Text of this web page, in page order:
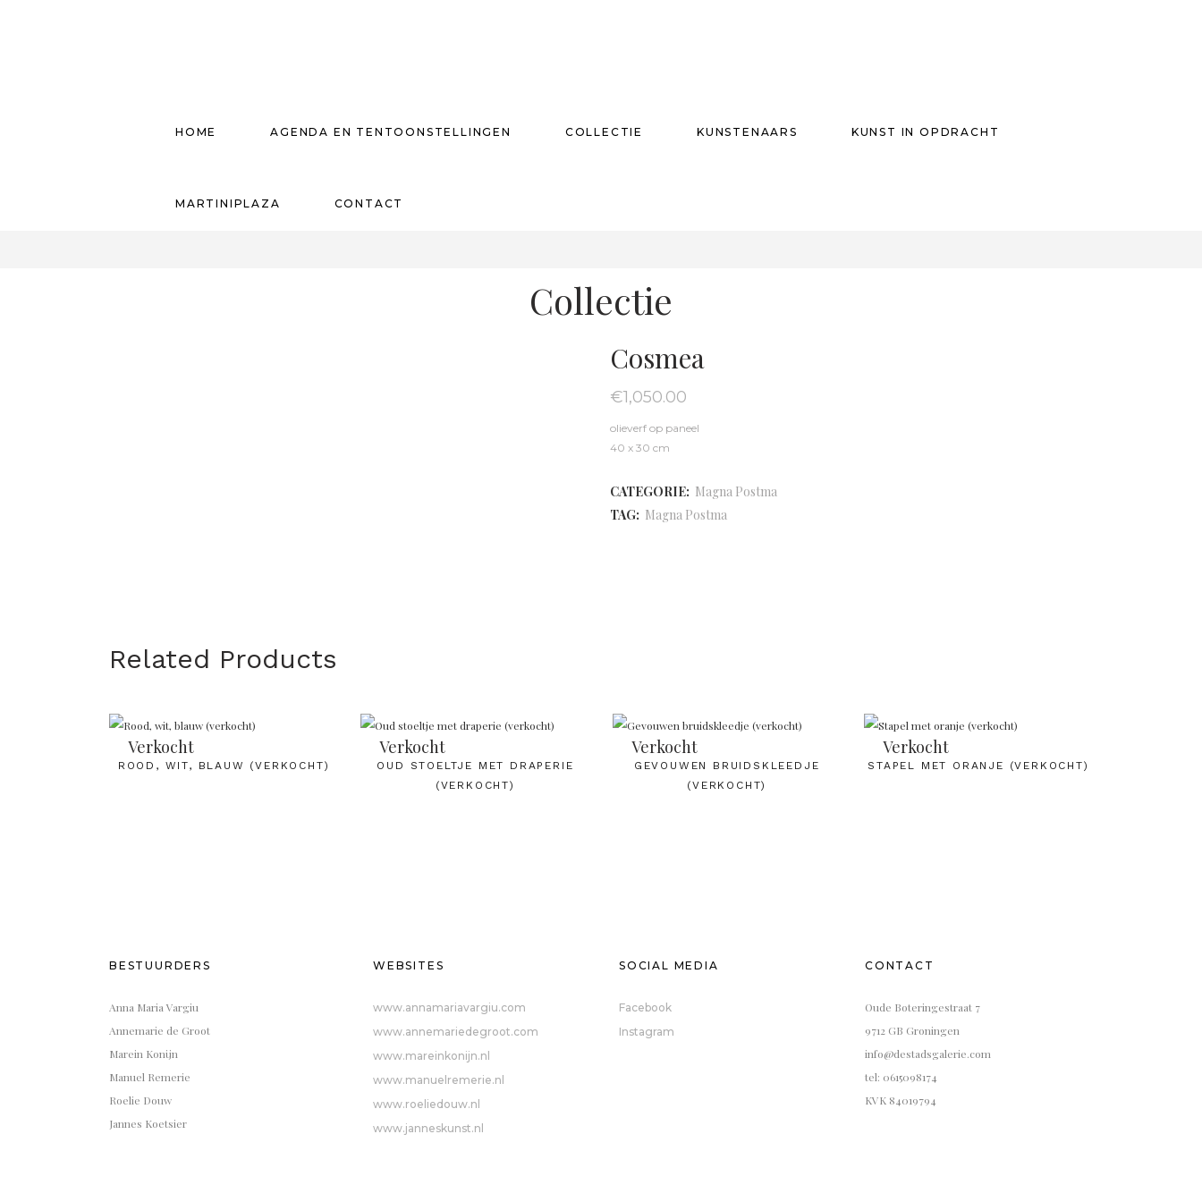
HOME AGENDA EN TENTOONSTELLINGEN COLLECTIE KUNSTENAARS KUNST IN OPDRACHT
MARTINIPLAZA CONTACT
Collectie
Cosmea
€1,050.00
olieverf op paneel
40 x 30 cm
CATEGORIE: Magna Postma
TAG: Magna Postma
Related Products
Verkocht
ROOD, WIT, BLAUW (VERKOCHT)
Verkocht
OUD STOELTJE MET DRAPERIE
(VERKOCHT)
Verkocht
GEVOUWEN BRUIDSKLEEDJE
(VERKOCHT)
Verkocht
STAPEL MET ORANJE (VERKOCHT)
BESTUURDERS
Anna Maria Vargiu
Annemarie de Groot
Marein Konijn
Manuel Remerie
Roelie Douw
Jannes Koetsier
WEBSITES
www.annamariavargiu.com
www.annemariedegroot.com
www.mareinkonijn.nl
www.manuelremerie.nl
www.roeliedouw.nl
www.janneskunst.nl
SOCIAL MEDIA
Facebook
Instagram
CONTACT
Oude Boteringestraat 7
9712 GB Groningen
info@destadsgalerie.com
tel: 0615098174
KVK 84019794